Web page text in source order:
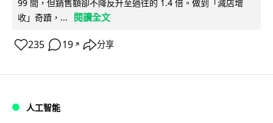
99 間，但銷售額卻不降反升至過往的 1.4 倍。做到「減店增
收」奇蹟，...
閱讀全文
235 19 ↗ 分享
人工智能